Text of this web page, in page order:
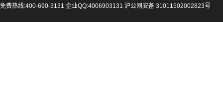
免费热线:400-690-3131 企业QQ:4006903131 沪公网安备 31011502002823号